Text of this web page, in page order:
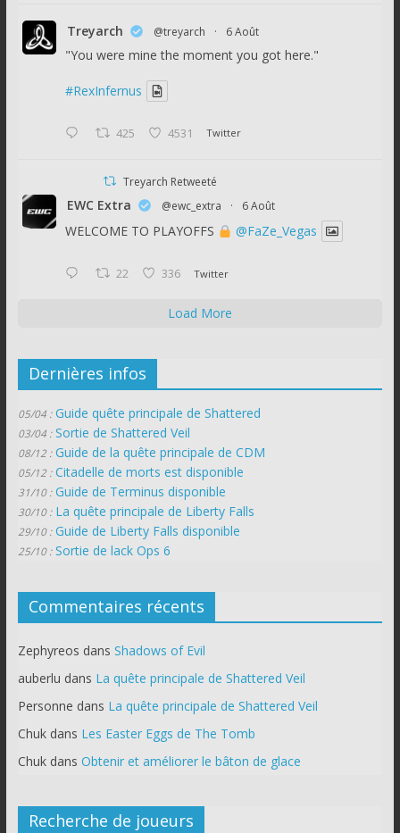
Treyarch @treyarch · 6 Août
"You were mine the moment you got here."
#RexInfernus
425 4531 Twitter
Treyarch Retweeté
EWC Extra @ewc_extra · 6 Août
WELCOME TO PLAYOFFS @FaZe_Vegas
22 336 Twitter
Load More
Dernières infos
05/04 : Guide quête principale de Shattered
03/04 : Sortie de Shattered Veil
08/12 : Guide de la quête principale de CDM
05/12 : Citadelle de morts est disponible
31/10 : Guide de Terminus disponible
30/10 : La quête principale de Liberty Falls
29/10 : Guide de Liberty Falls disponible
25/10 : Sortie de lack Ops 6
Commentaires récents
Zephyreos dans Shadows of Evil
auberlu dans La quête principale de Shattered Veil
Personne dans La quête principale de Shattered Veil
Chukdans Les Easter Eggs de The Tomb
Chukdans Obtenir et améliorer le bâton de glace
Recherche de joueurs